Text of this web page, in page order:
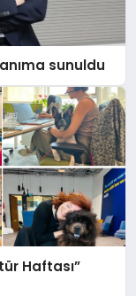
sunuldu
Haftası”